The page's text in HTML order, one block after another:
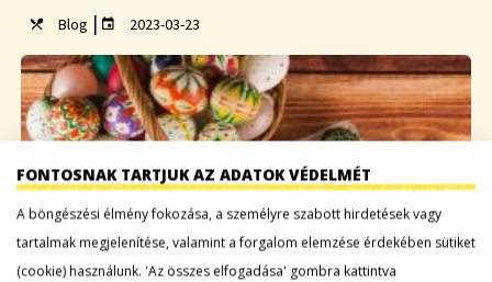
Blog | 2023-03-23
FONTOSNAK TARTJUK AZ ADATOK VÉDELMÉT
A böngészési élmény fokozása, a személyre szabott hirdetések vagy
tartalmak megjelenítése, valamint a forgalom elemzése érdekében sütiket
(cookie) használunk. 'Az összes elfogadása' gombra kattintva